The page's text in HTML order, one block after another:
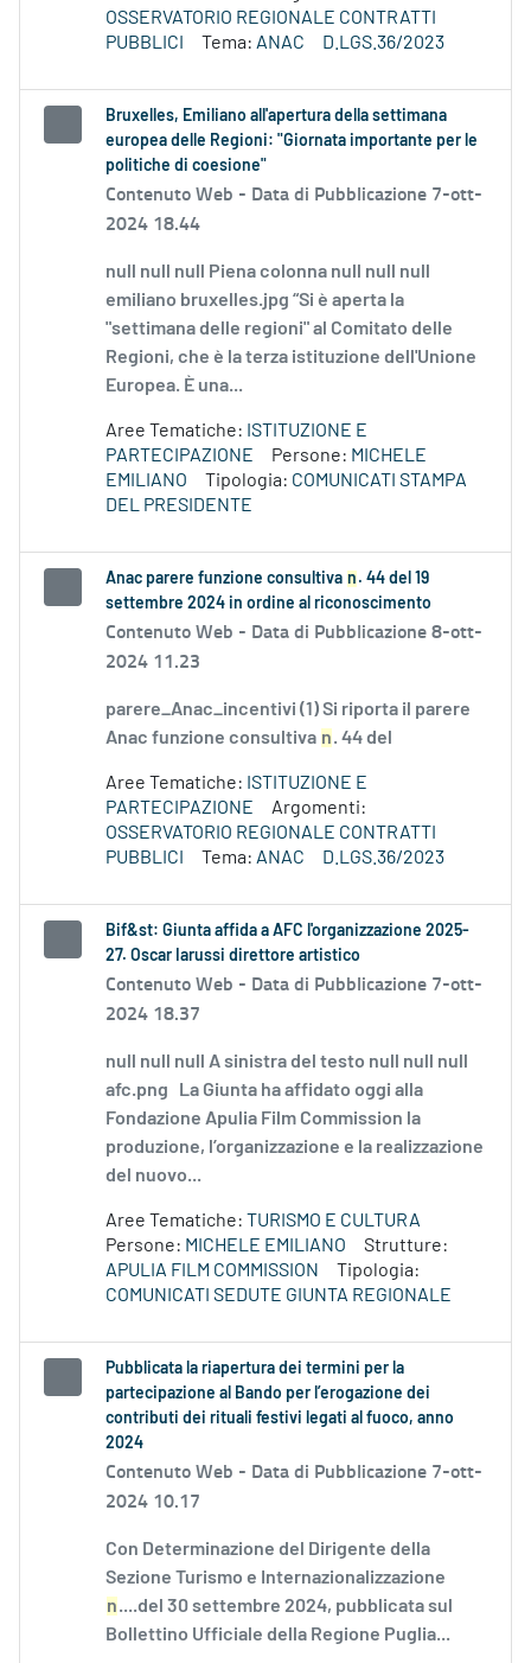
OSSERVATORIO REGIONALE CONTRATTI
PUBBLICI
Tema: ANAC D.LGS.36/2023
Bruxelles, Emiliano all'apertura della settimana
europea delle Regioni: "Giornata importante per le
politiche di coesione"
Contenuto Web - Data di Pubblicazione 7-ott-
2024 18.44
null null null Piena colonna null null null
emiliano bruxelles.jpg “Si è aperta la
"settimana delle regioni" al Comitato delle
Regioni, che è la terza istituzione dell'Unione
Europea. È una...
Aree Tematiche: ISTITUZIONE E
PARTECIPAZIONE
Persone: MICHELE
EMILIANO
Tipologia: COMUNICATI STAMPA
DEL PRESIDENTE
Anac parere funzione consultiva n . 44 del 19
settembre 2024 in ordine al riconoscimento
Contenuto Web - Data di Pubblicazione 8-ott-
2024 11.23
parere_Anac_incentivi (1) Si riporta il parere
Anac funzione consultiva n. 44 del
Aree Tematiche: ISTITUZIONE E
PARTECIPAZIONE
Argomenti:
OSSERVATORIO REGIONALE CONTRATTI
PUBBLICI
Tema: ANAC D.LGS.36/2023
Bif&st: Giunta affida a AFC l'organizzazione 2025-
27. Oscar Iarussi direttore artistico
Contenuto Web - Data di Pubblicazione 7-ott-
2024 18.37
null null null A sinistra del testo null null null
afc.png La Giunta ha affidato oggi alla
Fondazione Apulia Film Commission la
produzione, l’organizzazione e la realizzazione
del nuovo...
Aree Tematiche: TURISMO E CULTURA
Persone: MICHELE EMILIANO
Strutture:
APULIA FILM COMMISSION
Tipologia:
COMUNICATI SEDUTE GIUNTA REGIONALE
Pubblicata la riapertura dei termini per la
partecipazione al Bando per l’erogazione dei
contributi dei rituali festivi legati al fuoco, anno
2024
Contenuto Web - Data di Pubblicazione 7-ott-
2024 10.17
Con Determinazione del Dirigente della
Sezione Turismo e Internazionalizzazione
n....del 30 settembre 2024, pubblicata sul
Bollettino Ufficiale della Regione Puglia...